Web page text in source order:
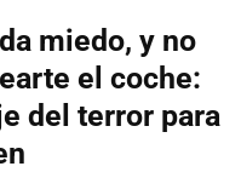
miedo, y no
el coche:
del terror para